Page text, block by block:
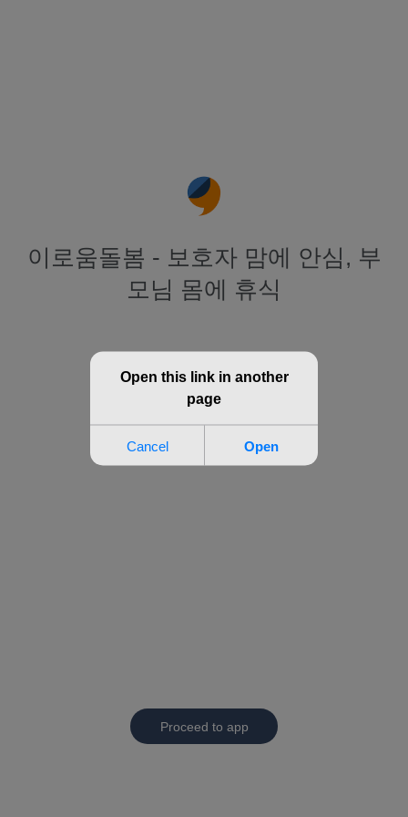
이로움돌봄 - 보호자 맘에 안심, 부
모님 몸에 휴식
Proceed to app